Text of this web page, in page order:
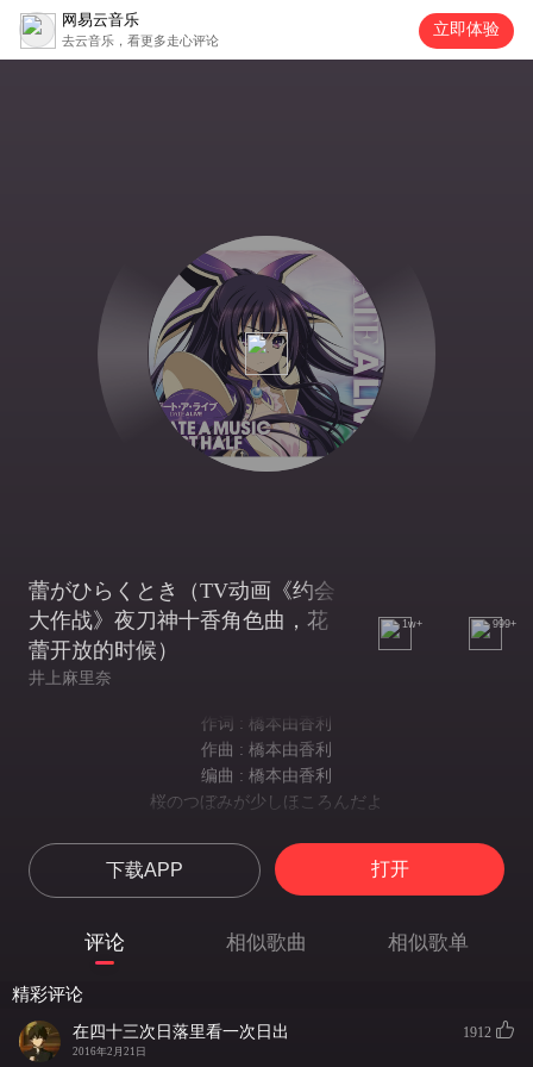
网易云音乐
去云音乐，看更多走心评论
立即体验
蕾がひらくとき（TV动画《约会
大作战》夜刀神十香角色曲，花
蕾开放的时候）
井上麻里奈
1w+ 999+
作词 : 橋本由香利
作曲 : 橋本由香利
编曲 : 橋本由香利
桜のつぼみが少しほころんだよ
朝が早くなったからね気づいた
因为注意到了早晨来得更早了
昨日は约束せずに帰ったから
昨天约定好了不回来
少し寂しくなるねこれからは
没能和你坐上同一班电车
遅れるときの絵文字は使わないかな
下载APP 打开
评论 相似歌曲 相似歌单
精彩评论
在四十三次日落里看一次日出
2016年2月21日
1912